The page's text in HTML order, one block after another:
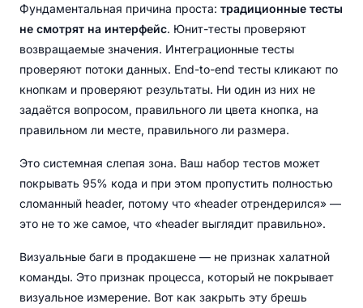
Фундаментальная причина проста: традиционные тесты
не смотрят на интерфейс. Юнит-тесты проверяют
возвращаемые значения. Интеграционные тесты
проверяют потоки данных. End-to-end тесты кликают по
кнопкам и проверяют результаты. Ни один из них не
задаётся вопросом, правильного ли цвета кнопка, на
правильном ли месте, правильного ли размера.
Это системная слепая зона. Ваш набор тестов может
покрывать 95% кода и при этом пропустить полностью
сломанный header, потому что «header отрендерился» —
это не то же самое, что «header выглядит правильно».
Визуальные баги в продакшене — не признак халатной
команды. Это признак процесса, который не покрывает
визуальное измерение. Вот как закрыть эту брешь